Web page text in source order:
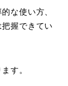
な使い方、
握できてい
す。